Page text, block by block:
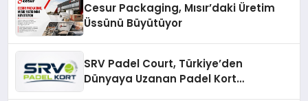
Cesur Packaging, Mısır’daki Üretim
Üssünü Büyütüyor
SRV Padel Court, Türkiye’den
Dünyaya Uzanan Padel Kort